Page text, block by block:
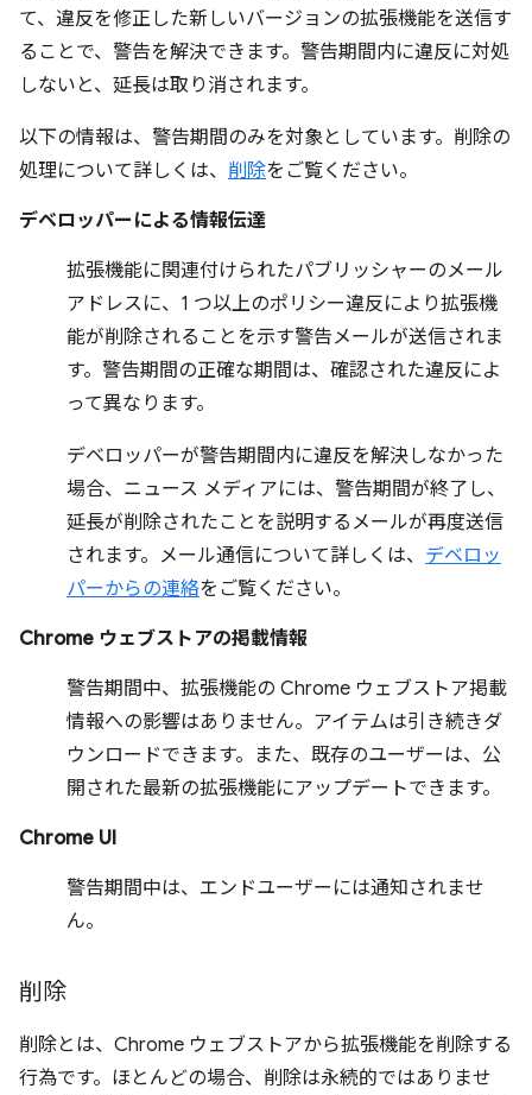
て、違反を修正した新しいバージョンの拡張機能を送信す
ることで、警告を解決できます。警告期間内に違反に対処
しないと、延長は取り消されます。
以下の情報は、警告期間のみを対象としています。削除の
処理について詳しくは、 削除をご覧ください。
デベロッパーによる情報伝達
拡張機能に関連付けられたパブリッシャーのメール
アドレスに、1 つ以上のポリシー違反により拡張機
能が削除されることを示す警告メールが送信されま
す。警告期間の正確な期間は、確認された違反によ
って異なります。
デベロッパーが警告期間内に違反を解決しなかった
場合、ニュース メディアには、警告期間が終了し、
延長が削除されたことを説明するメールが再度送信
されます。メール通信について詳しくは、 デベロッ
パーからの連絡をご覧ください。
Chrome ウェブストアの掲載情報
警告期間中、拡張機能の Chrome ウェブストア掲載
情報への影響はありません。アイテムは引き続きダ
ウンロードできます。また、既存のユーザーは、公
開された最新の拡張機能にアップデートできます。
Chrome UI
警告期間中は、エンドユーザーには通知されませ
ん。
削除
削除とは、Chrome ウェブストアから拡張機能を削除する
行為です。ほとんどの場合、削除は永続的ではありませ